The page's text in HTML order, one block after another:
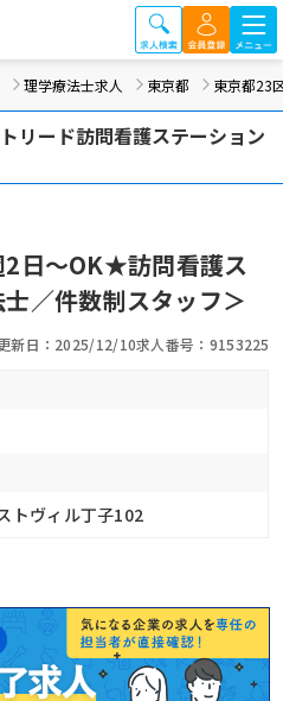
理学療法士求人 東京都 東京都23
リード訪問看護ステーション
2日～OK★訪問看護ス
／件数制スタッフ＞
新日：2025/12/10求人番号：9153225
トヴィル丁子102